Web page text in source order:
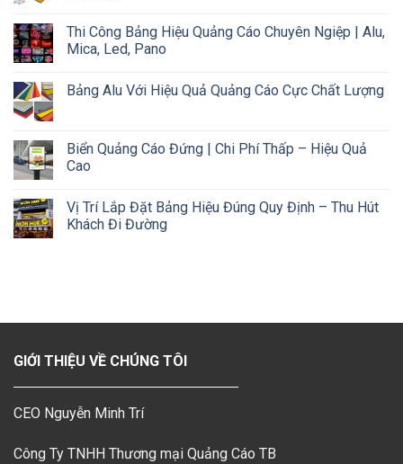
Thi Công Bảng Hiệu Quảng Cáo Chuyên Ngiệp | Alu,
Mica, Led, Pano
Bảng Alu Với Hiệu Quả Quảng Cáo Cực Chất Lượng
Biển Quảng Cáo Đứng | Chi Phí Thấp – Hiệu Quả
Cao
Vị Trí Lắp Đặt Bảng Hiệu Đúng Quy Định – Thu Hút
Khách Đi Đường
GIỚI THIỆU VỀ CHÚNG TÔI
CEO Nguyễn Minh Trí
Công Ty TNHH Thương mại Quảng Cáo TB